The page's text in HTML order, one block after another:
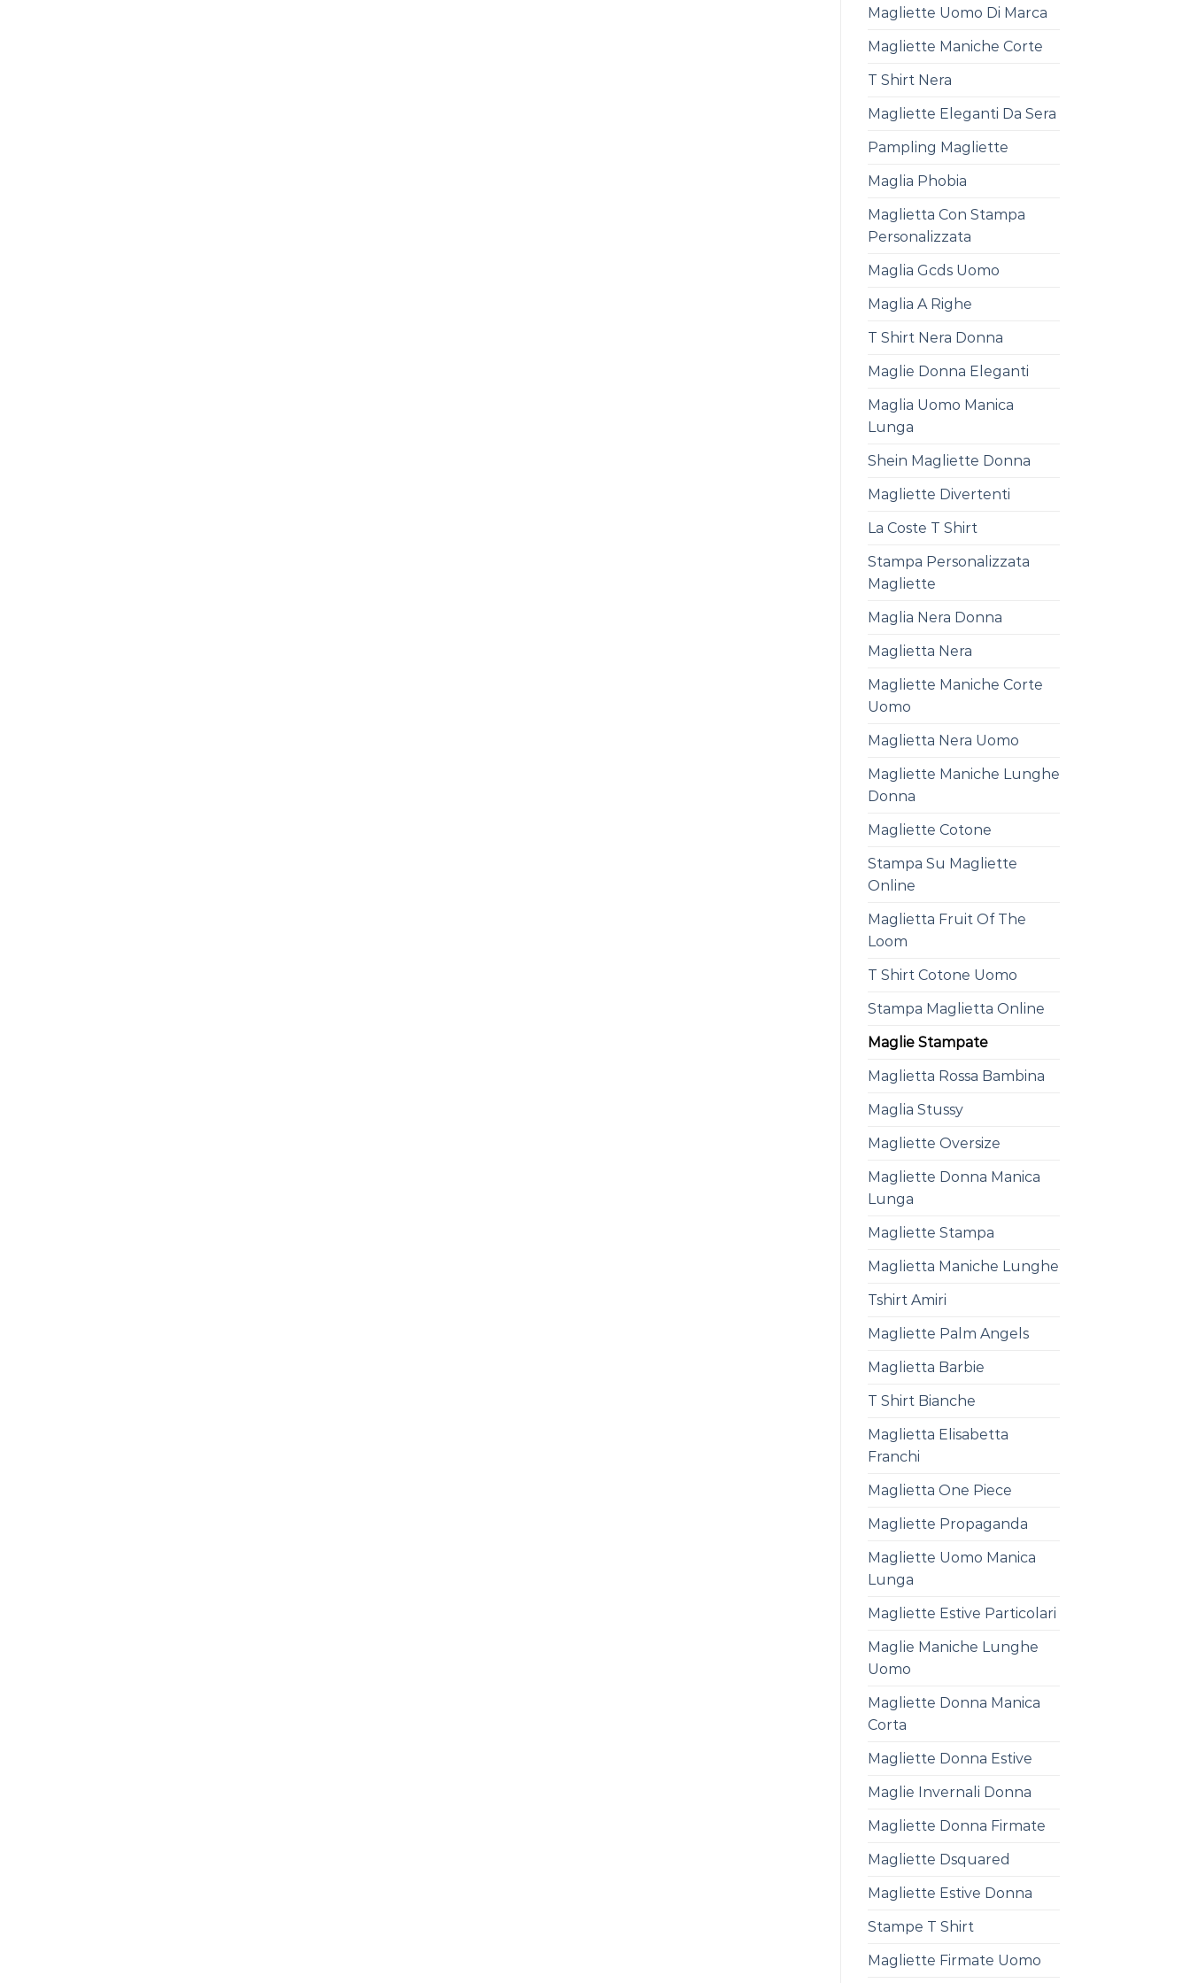
Magliette Uomo Di Marca
Magliette Maniche Corte
T Shirt Nera
Magliette Eleganti Da Sera
Pampling Magliette
Maglia Phobia
Maglietta Con Stampa
Personalizzata
Maglia Gcds Uomo
Maglia A Righe
T Shirt Nera Donna
Maglie Donna Eleganti
Maglia Uomo Manica
Lunga
Shein Magliette Donna
Magliette Divertenti
La Coste T Shirt
Stampa Personalizzata
Magliette
Maglia Nera Donna
Maglietta Nera
Magliette Maniche Corte
Uomo
Maglietta Nera Uomo
Magliette Maniche Lunghe
Donna
Magliette Cotone
Stampa Su Magliette
Online
Maglietta Fruit Of The
Loom
T Shirt Cotone Uomo
Stampa Maglietta Online
Maglie Stampate
Maglietta Rossa Bambina
Maglia Stussy
Magliette Oversize
Magliette Donna Manica
Lunga
Magliette Stampa
Maglietta Maniche Lunghe
Tshirt Amiri
Magliette Palm Angels
Maglietta Barbie
T Shirt Bianche
Maglietta Elisabetta
Franchi
Maglietta One Piece
Magliette Propaganda
Magliette Uomo Manica
Lunga
Magliette Estive Particolari
Maglie Maniche Lunghe
Uomo
Magliette Donna Manica
Corta
Magliette Donna Estive
Maglie Invernali Donna
Magliette Donna Firmate
Magliette Dsquared
Magliette Estive Donna
Stampe T Shirt
Magliette Firmate Uomo